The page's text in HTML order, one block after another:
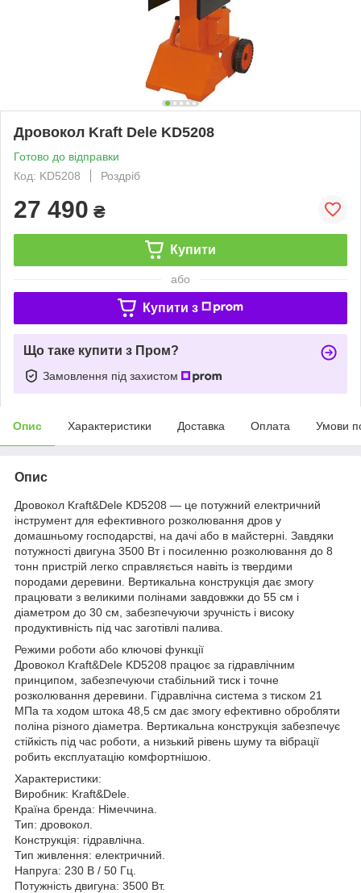
Дровокол Kraft Dele KD5208
Готово до відправки
Код: KD5208
Роздріб
27 490 ₴
Купити
або
Купити з
Що таке купити з Пром?
Замовлення під захистом
Опис Характеристики Доставка Оплата Умови
Опис
Дровокол Kraft&Dele KD5208 — це потужний електричний
інструмент для ефективного розколювання дров у
домашньому господарстві, на дачі або в майстерні. Завдяки
потужності двигуна 3500 Вт і посиленню розколювання до 8
тонн пристрій легко справляється навіть із твердими
породами деревини. Вертикальна конструкція дає змогу
працювати з великими полінами завдовжки до 55 см і
діаметром до 30 см, забезпечуючи зручність і високу
продуктивність під час заготівлі палива.
Режими роботи або ключові функції
Дровокол Kraft&Dele KD5208 працює за гідравлічним
принципом, забезпечуючи стабільний тиск і точне
розколювання деревини. Гідравлічна система з тиском 21
МПа та ходом штока 48,5 см дає змогу ефективно обробляти
поліна різного діаметра. Вертикальна конструкція забезпечує
стійкість під час роботи, а низький рівень шуму та вібрації
робить експлуатацію комфортнішою.
Характеристики:
Виробник: Kraft&Dele.
Країна бренда: Німеччина.
Тип: дровокол.
Конструкція: гідравлічна.
Тип живлення: електричний.
Напруга: 230 В / 50 Гц.
Потужність двигуна: 3500 Вт.